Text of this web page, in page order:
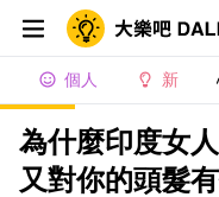
個人 新
為什麼印度女
又對你的頭髮